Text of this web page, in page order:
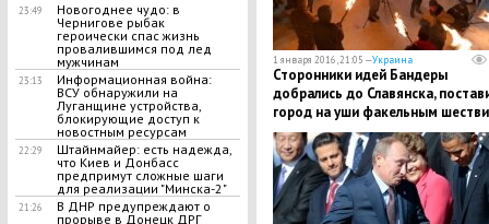
23:49
Новогоднее чудо: в
Чернигове рыбак
героически спас жизнь
провалившимся под лед
мужчинам
23:13
Информационная война:
ВСУ обнаружили на
Луганщине устройства,
блокирующие доступ к
новостным ресурсам
22:29
Штайнмайер: есть надежда,
что Киев и Донбасс
предпримут сложные шаги
для реализации "Минска-2"
21:26
В ДНР предупреждают о
прорыве в Донецк ДРГ
1 января 2016, 21:05 —Украина
Сторонники идей Бандеры
добрались до Славянска,
город на уши факельным